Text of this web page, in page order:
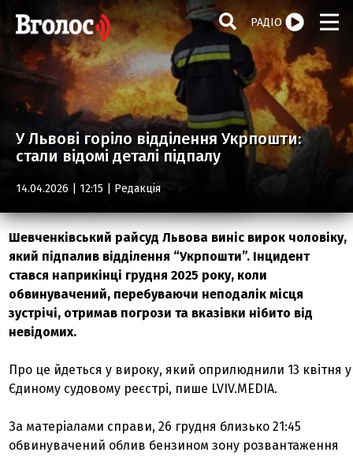
РАДІО
У Львові горіло відділення Укрпошти:
стали відомі деталі підпалу
14.04.2026 | 12:15 | Редакція
Шевченківський райсуд Львова виніс вирок чоловіку,
який підпалив відділення “Укрпошти”. Інцидент
стався наприкінці грудня 2025 року, коли
обвинувачений, перебуваючи неподалік місця
зустрічі, отримав погрози та вказівки нібито від
невідомих.
Про це йдеться у вироку, який оприлюднили 13 квітня у
Єдиному судовому реєстрі, пише LVIV.MEDIA.
За матеріалами справи, 26 грудня близько 21:45
обвинувачений облив бензином зону розвантаження